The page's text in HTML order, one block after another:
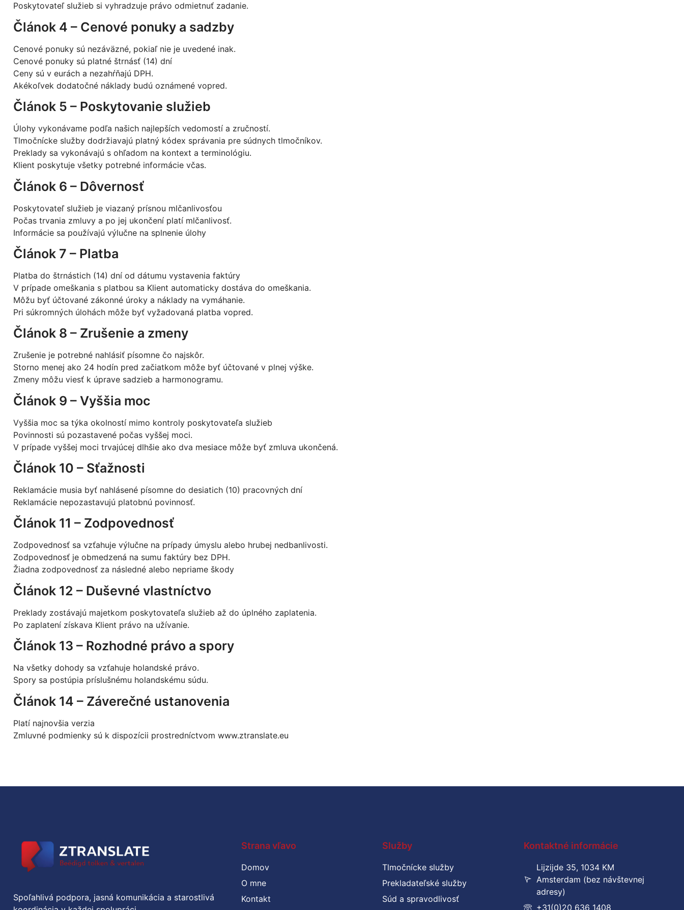
Poskytovateľ služieb si vyhradzuje právo odmietnuť zadanie.
Článok 4 – Cenové ponuky a sadzby
Cenové ponuky sú nezáväzné, pokiaľ nie je uvedené inak.
Cenové ponuky sú platné štrnásť (14) dní
Ceny sú v eurách a nezahŕňajú DPH.
Akékoľvek dodatočné náklady budú oznámené vopred.
Článok 5 – Poskytovanie služieb
Úlohy vykonávame podľa našich najlepších vedomostí a zručností.
Tlmočnícke služby dodržiavajú platný kódex správania pre súdnych tlmočníkov.
Preklady sa vykonávajú s ohľadom na kontext a terminológiu.
Klient poskytuje všetky potrebné informácie včas.
Článok 6 – Dôvernosť
Poskytovateľ služieb je viazaný prísnou mlčanlivosťou
Počas trvania zmluvy a po jej ukončení platí mlčanlivosť.
Informácie sa používajú výlučne na splnenie úlohy
Článok 7 – Platba
Platba do štrnástich (14) dní od dátumu vystavenia faktúry
V prípade omeškania s platbou sa Klient automaticky dostáva do omeškania.
Môžu byť účtované zákonné úroky a náklady na vymáhanie.
Pri súkromných úlohách môže byť vyžadovaná platba vopred.
Článok 8 – Zrušenie a zmeny
Zrušenie je potrebné nahlásiť písomne čo najskôr.
Storno menej ako 24 hodín pred začiatkom môže byť účtované v plnej výške.
Zmeny môžu viesť k úprave sadzieb a harmonogramu.
Článok 9 – Vyššia moc
Vyššia moc sa týka okolností mimo kontroly poskytovateľa služieb
Povinnosti sú pozastavené počas vyššej moci.
V prípade vyššej moci trvajúcej dlhšie ako dva mesiace môže byť zmluva ukončená.
Článok 10 – Sťažnosti
Reklamácie musia byť nahlásené písomne do desiatich (10) pracovných dní
Reklamácie nepozastavujú platobnú povinnosť.
Článok 11 – Zodpovednosť
Zodpovednosť sa vzťahuje výlučne na prípady úmyslu alebo hrubej nedbanlivosti.
Zodpovednosť je obmedzená na sumu faktúry bez DPH.
Žiadna zodpovednosť za následné alebo nepriame škody
Článok 12 – Duševné vlastníctvo
Preklady zostávajú majetkom poskytovateľa služieb až do úplného zaplatenia.
Po zaplatení získava Klient právo na užívanie.
Článok 13 – Rozhodné právo a spory
Na všetky dohody sa vzťahuje holandské právo.
Spory sa postúpia príslušnému holandskému súdu.
Článok 14 – Záverečné ustanovenia
Platí najnovšia verzia
Zmluvné podmienky sú k dispozícii prostredníctvom www.ztranslate.eu
Spoľahlivá podpora, jasná komunikácia a starostlivá
Strana vľavo
Domov
O mne
Kontakt
Služby
Tlmočnícke služby
Prekladateľské služby
Súd a spravodlivosť
Kontaktné informácie
Lijzijde 35, 1034 KM
Amsterdam (bez návštevnej
adresy)
+31(0)20 636 1408